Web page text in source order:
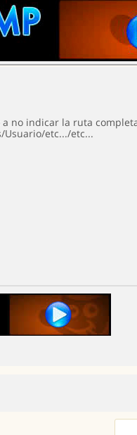
no indicar la ruta
Usuario/etc.../etc...